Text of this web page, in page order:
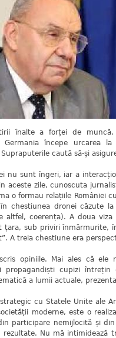
înalte a forței de
Germania începe urcarea
caută să-și
nu sunt îngeri, iar a
aceste zile, cunoscuta
o formau relațiile României
chestiunea dronei căzute
altfel, coerența). A doua
țara, sub priviri înmărmurite,
A treia chestiune era
opiniile. Mai ales că
propagandiști cupizi
a lumii actuale,
cu Statele Unite ale
moderne, este o
participare nemijlocită și
Nu mă intimidează